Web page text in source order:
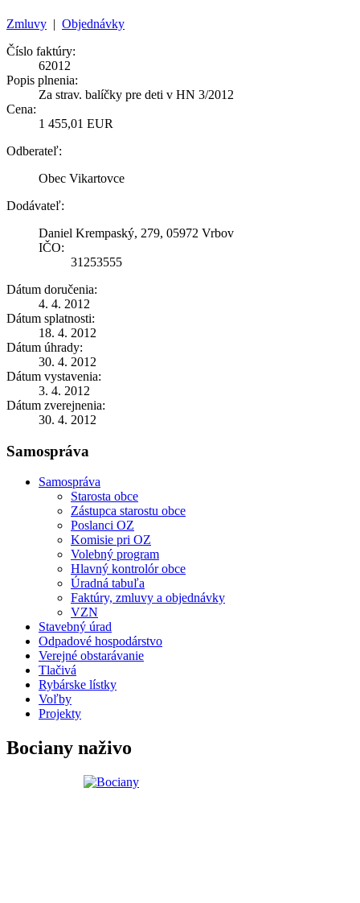
Zmluvy | Objednávky
Číslo faktúry:
62012
Popis plnenia:
Za strav. balíčky pre deti v HN 3/2012
Cena:
1 455,01 EUR
Odberateľ:
Obec Vikartovce
Dodávateľ:
Daniel Krempaský, 279, 05972 Vrbov
IČO:
31253555
Dátum doručenia:
4. 4. 2012
Dátum splatnosti:
18. 4. 2012
Dátum úhrady:
30. 4. 2012
Dátum vystavenia:
3. 4. 2012
Dátum zverejnenia:
30. 4. 2012
Samospráva
Samospráva
Starosta obce
Zástupca starostu obce
Poslanci OZ
Komisie pri OZ
Volebný program
Hlavný kontrolór obce
Úradná tabuľa
Faktúry, zmluvy a objednávky
VZN
Stavebný úrad
Odpadové hospodárstvo
Verejné obstarávanie
Tlačivá
Rybárske lístky
Voľby
Projekty
Bociany naživo